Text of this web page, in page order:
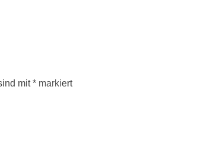
mit* markiert